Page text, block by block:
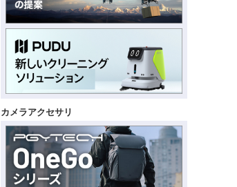
カメラアクセサリ